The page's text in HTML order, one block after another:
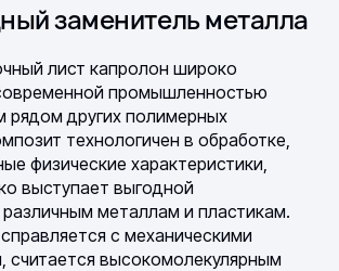
заменитель металла
лист капролон широко
промышленностью
рядом других полимерных
технологичен в обработке,
физические характеристики,
выступает выгодной
металлам и пластикам.
с механическими
считается высокомолекулярным